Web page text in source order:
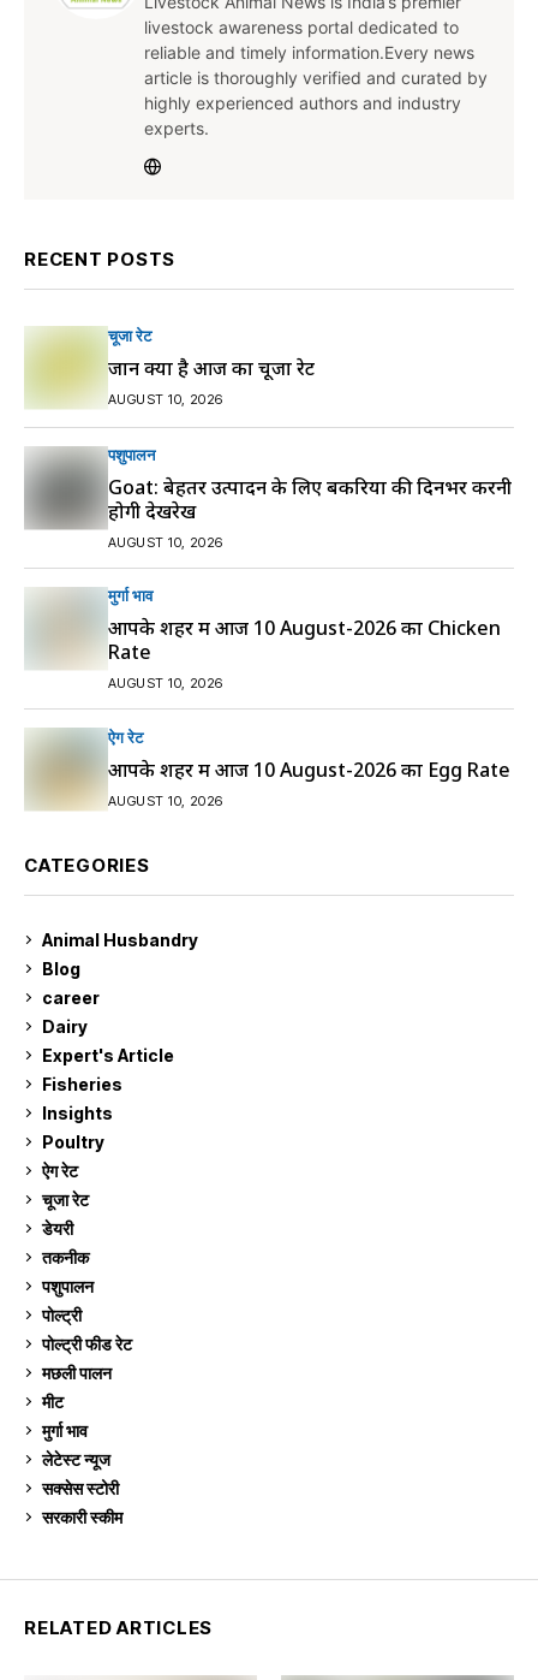
livestock awareness portal dedicated to
reliable and timely information.Every news
article is thoroughly verified and curated by
highly experienced authors and industry
experts.
RECENT POSTS
चूजा रेट
जानें क्या है आज का चूजा रेट
AUGUST 10, 2026
पशुपालन
Goat: बेहतर उत्पादन के लिए बकरियों की दिनभर करनी
होगी देखरेख
AUGUST 10, 2026
मुर्गा भाव
आपके शहर में आज 10 August-2026 का Chicken
Rate
AUGUST 10, 2026
ऐग रेट
आपके शहर में आज 10 August-2026 का Egg Rate
AUGUST 10, 2026
CATEGORIES
Animal Husbandry
Blog
career
Dairy
Expert's Article
Fisheries
Insights
Poultry
ऐग रेट
चूजा रेट
डेयरी
तकनीक
पशुपालन
पोल्ट्री
पोल्ट्री फीड रेट
मछली पालन
मीट
मुर्गा भाव
लेटेस्ट न्यूज
सक्सेस स्टो‍री
सरकारी स्की‍म
RELATED ARTICLES